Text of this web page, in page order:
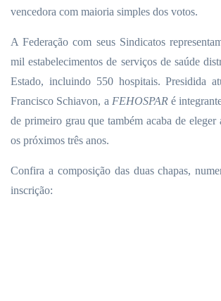
vencedora com maioria simples dos votos.
A Federação com seus Sindicatos
mil estabelecimentos de serviços de saúde
Estado, incluindo 550 hospitais. Presidida
Francisco Schiavon, a FEHOSPARé
de primeiro grau que também acaba de eleger
os próximos três anos.
Confira a composição das duas chapas,
inscrição: